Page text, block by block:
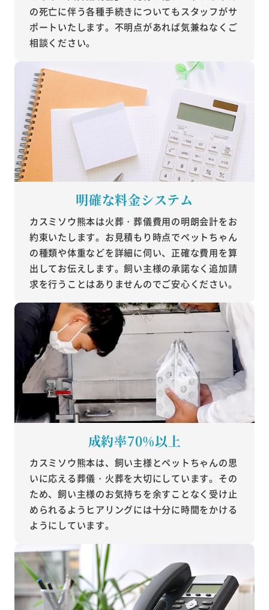
の死亡に伴う各種手続きについてもスタッフがサ
ポートいたします。不明点があれば気兼ねなくご
相談ください。
明確な料金システム
カスミソウ熊本は火葬・葬儀費用の明朗会計をお
約束いたします。お見積もり時点でペットちゃん
の種類や体重などを詳細に伺い、正確な費用を算
出してお伝えします。飼い主様の承諾なく追加請
求を行うことはありませんのでご安心ください。
成約率70%以上
カスミソウ熊本は、飼い主様とペットちゃんの思
いに応える葬儀・火葬を大切にしています。その
ため、飼い主様のお気持ちを余すことなく受け止
められるようヒアリングには十分に時間をかける
ようにしています。